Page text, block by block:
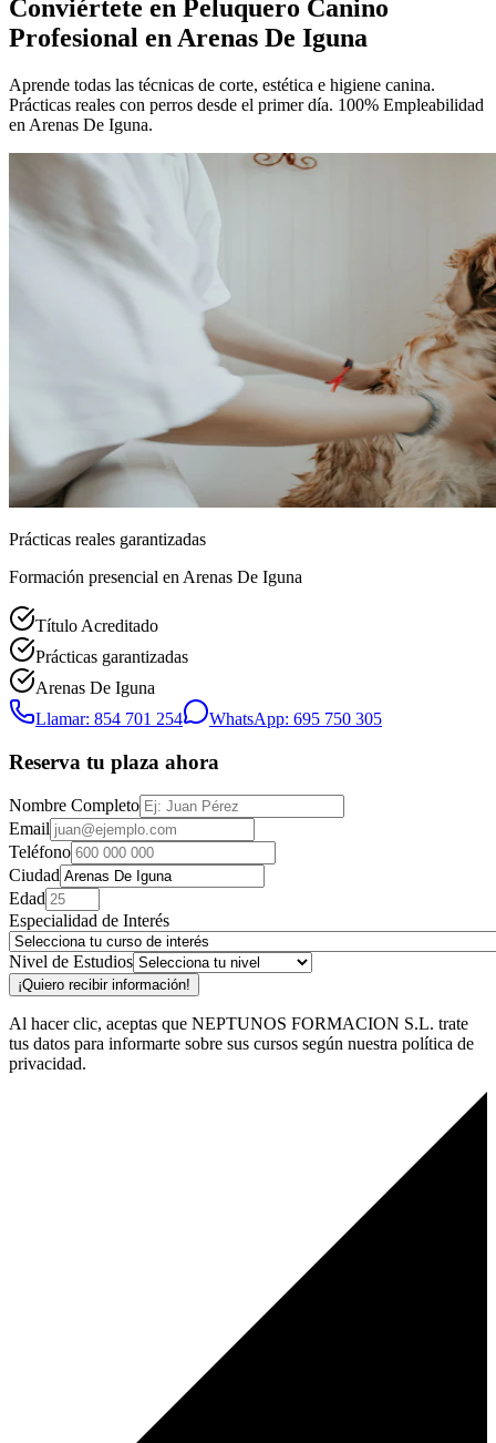
Conviértete en Peluquero Canino
Profesional en Arenas De Iguna
Aprende todas las técnicas de corte, estética e higiene canina.
Prácticas reales con perros desde el primer día. 100% Empleabilidad
en Arenas De Iguna.
Prácticas reales garantizadas
Formación presencial en Arenas De Iguna
Título Acreditado
Prácticas garantizadas
Arenas De Iguna
Llamar: 854 701 254
WhatsApp: 695 750 305
Reserva tu plaza ahora
Nombre Completo
Email
Teléfono
Ciudad
Edad
Especialidad de Interés
Nivel de Estudios
¡Quiero recibir información!
Al hacer clic, aceptas que NEPTUNOS FORMACION S.L. trate
tus datos para informarte sobre sus cursos según nuestra política de
privacidad.